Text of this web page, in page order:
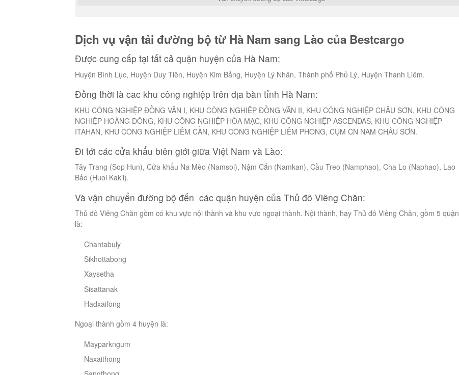
Dịch vụ vận tải đường bộ từ Hà Nam sang Lào của Bestcargo
Được cung cấp tại tất cả quận huyện của Hà Nam:
Huyện Bình Lục, Huyện Duy Tiên, Huyện Kim Bảng, Huyện Lý Nhân, Thành phố Phủ Lý, Huyện Thanh Liêm.
Đồng thời là cac khu công nghiệp trên địa bàn tỉnh Hà Nam:
KHU CÔNG NGHIỆP ĐỒNG VĂN I, KHU CÔNG NGHIỆP ĐỒNG VĂN II, KHU CÔNG NGHIỆP CHÂU SƠN, KHU CÔNG
NGHIỆP HOÀNG ĐÔNG, KHU CÔNG NGHIỆP HÒA MẠC, KHU CÔNG NGHIỆP ASCENDAS, KHU CÔNG NGHIỆP
ITAHAN, KHU CÔNG NGHIỆP LIÊM CẦN, KHU CÔNG NGHIỆP LIÊM PHONG, CỤM CN NAM CHÂU SƠN.
Đi tới các cửa khẩu biên giới giữa Việt Nam và Lào:
Tây Trang (Sop Hun), Cửa khẩu Na Mèo (Namsoi), Nậm Cắn (Namkan), Cầu Treo (Namphao), Cha Lo (Naphao), Lao
Bảo (Huoi Kak’i).
Và vận chuyển đường bộ đến các quận huyện của Thủ đô Viêng Chăn:
Thủ đô Viêng Chăn gồm có khu vực nội thành và khu vực ngoại thành. Nội thành, hay Thủ đô Viêng Chăn, gồm 5 quận
là:
Chantabuly
Sikhottabong
Xaysetha
Sisattanak
Hadxaifong
Ngoại thành gồm 4 huyện là:
Mayparkngum
Naxaithong